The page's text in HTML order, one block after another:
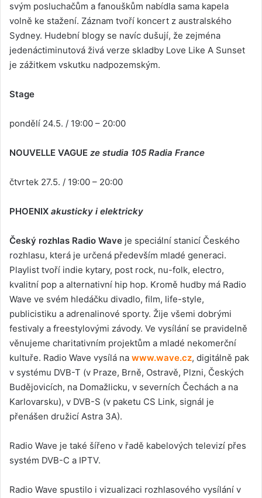
svým posluchačům a fanouškům nabídla sama kapela
volně ke stažení. Záznam tvoří koncert z australského
Sydney. Hudební blogy se navíc dušují, že zejména
jedenáctiminutová živá verze skladby Love Like A Sunset
je zážitkem vskutku nadpozemským.
Stage
pondělí 24.5. / 19:00 – 20:00
NOUVELLE VAGUE ze studia 105 Radia France
čtvrtek 27.5. / 19:00 – 20:00
PHOENIX akusticky i elektricky
Český rozhlas Radio Wave je speciální stanicí Českého
rozhlasu, která je určená především mladé generaci.
Playlist tvoří indie kytary, post rock, nu-folk, electro,
kvalitní pop a alternativní hip hop. Kromě hudby má Radio
Wave ve svém hledáčku divadlo, film, life-style,
publicistiku a adrenalinové sporty. Žije všemi dobrými
festivaly a freestylovými závody. Ve vysílání se pravidelně
věnujeme charitativním projektům a mladé nekomerční
kultuře. Radio Wave vysílá na www.wave.cz, digitálně pak
v systému DVB-T (v Praze, Brně, Ostravě, Plzni, Českých
Budějovicích, na Domažlicku, v severních Čechách a na
Karlovarsku), v DVB-S (v paketu CS Link, signál je
přenášen družicí Astra 3A).
Radio Wave je také šířeno v řadě kabelových televizí přes
systém DVB-C a IPTV.
Radio Wave spustilo i vizualizaci rozhlasového vysílání v